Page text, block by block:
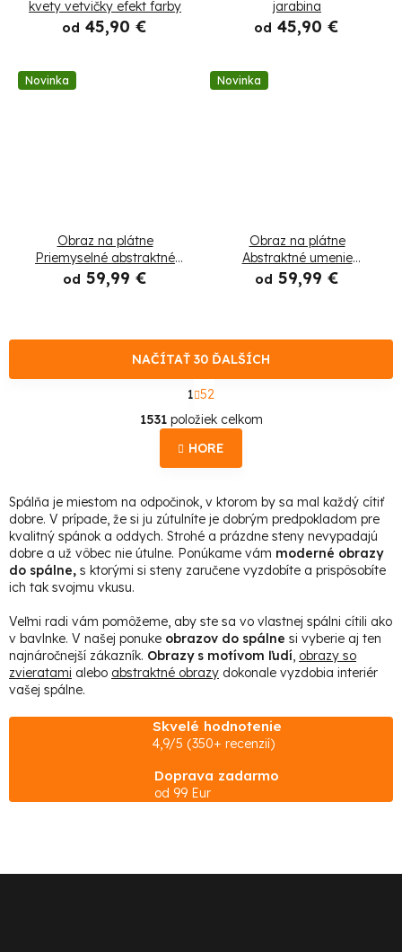
kvety vetvičky efekt farby
od 45,90 €
jarabina
od 45,90 €
Novinka
Obraz na plátne
Priemyselné abstraktné
šedé zlato
od 59,99 €
Novinka
Obraz na plátne
Abstraktné umenie
Béžová čierna Gold
Glamour
od 59,99 €
O
v
l
d
a
c
i
p
r
v
y
v
ý
p
u
NAČÍTAŤ 30 ĎALŠÍCH
S
t
r
á
n
a
n
i
e
1 52
1531položiek celkom
HORE
Spálňa je miestom na odpočinok, v ktorom by sa mal každý cítiť
dobre. V prípade, že si ju zútulníte je dobrým predpokladom pre
kvalitný spánok a oddych. Strohé a prázdne steny nevypadajú
dobre a už vôbec nie útulne. Ponúkame vám moderné obrazy
do spálne, s ktorými si steny zaručene vyzdobíte a prispôsobíte
ich tak svojmu vkusu.
Veľmi radi vám pomôžeme, aby ste sa vo vlastnej spálni cítili ako
v bavlnke. V našej ponuke obrazov do spálne si vyberie aj ten
najnáročnejší zákazník. Obrazy s motívom ľudí, obrazy so
zvieratami alebo abstraktné obrazy dokonale vyzdobia interiér
vašej spálne.
Skvelé hodnotenie
4,9/5 (350+ recenzií)
Doprava zadarmo
od 99 Eur